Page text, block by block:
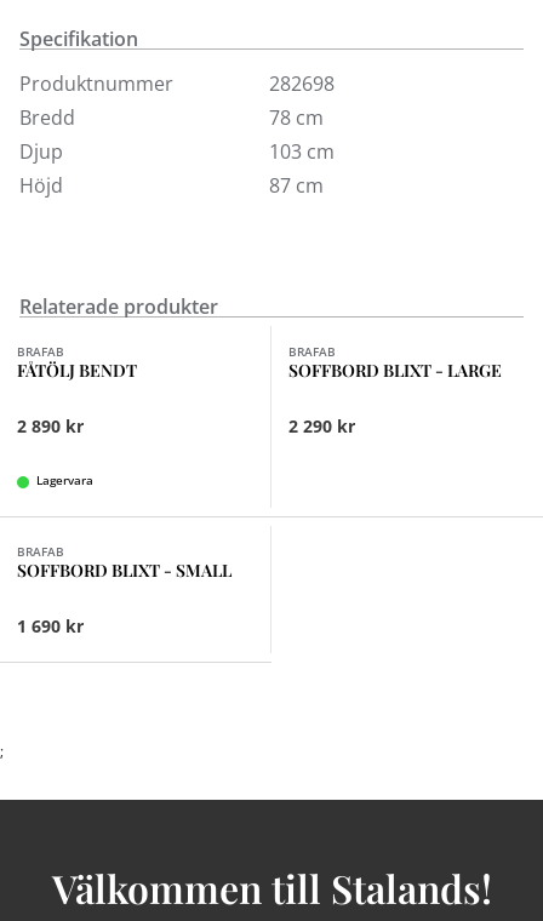
Specifikation
Produktnummer
282698
Bredd
78 cm
Djup
103 cm
Höjd
87 cm
Relaterade produkter
BRAFAB
FÅTÖLJ BENDT
2 890 kr
Lagervara
BRAFAB
SOFFBORD BLIXT - LARGE
2 290 kr
BRAFAB
SOFFBORD BLIXT - SMALL
1 690 kr
;
Välkommen till Stalands!